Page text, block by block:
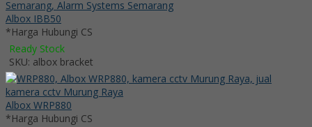
Albox IBB50
*Harga Hubungi CS
Ready Stock
SKU: albox bracket
Albox WRP880
*Harga Hubungi CS